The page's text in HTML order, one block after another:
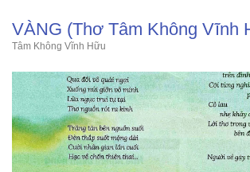
VÀNG (Thơ Tâm Không Vĩnh
Tâm Không Vĩnh Hữu